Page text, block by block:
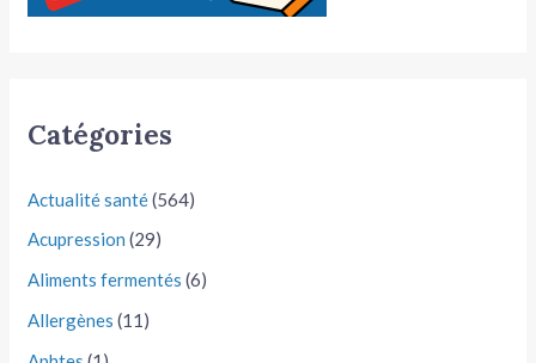
Catégories
Actualité santé(564)
Acupression (29)
Aliments fermentés (6)
Allergènes (11)